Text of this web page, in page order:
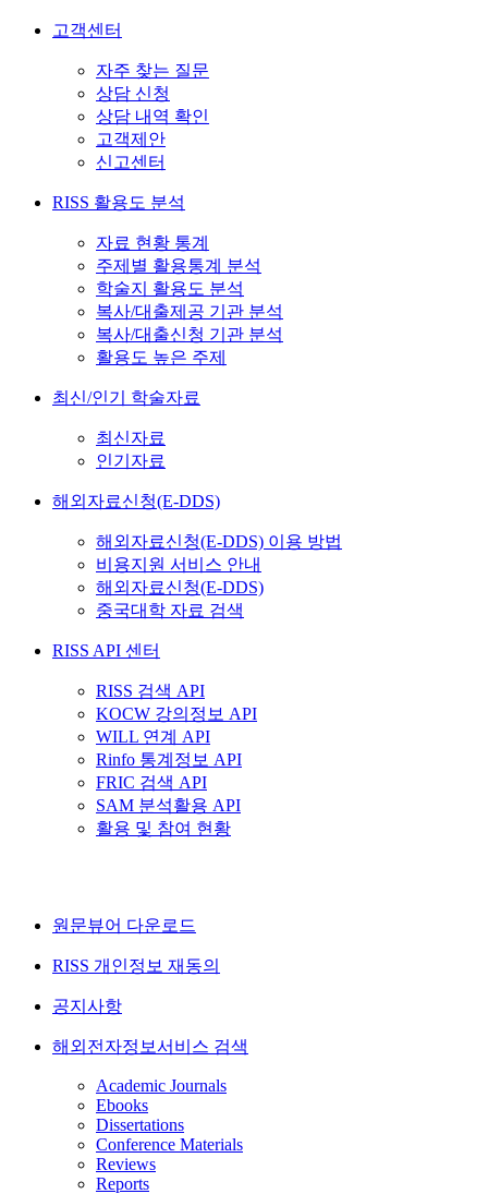
고객센터
자주 찾는 질문
상담 신청
상담 내역 확인
고객제안
신고센터
RISS 활용도 분석
자료 현황 통계
주제별 활용통계 분석
학술지 활용도 분석
복사/대출제공 기관 분석
복사/대출신청 기관 분석
활용도 높은 주제
최신/인기 학술자료
최신자료
인기자료
해외자료신청(E-DDS)
해외자료신청(E-DDS) 이용 방법
비용지원 서비스 안내
해외자료신청(E-DDS)
중국대학 자료 검색
RISS API 센터
RISS 검색 API
KOCW 강의정보 API
WILL 연계 API
Rinfo 통계정보 API
FRIC 검색 API
SAM 분석활용 API
활용 및 참여 현황
원문뷰어 다운로드
RISS 개인정보 재동의
공지사항
해외전자정보서비스 검색
Academic Journals
Ebooks
Dissertations
Conference Materials
Reviews
Reports